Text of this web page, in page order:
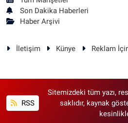
Son Dakika Haberleri
Haber Arşivi
İletişim Künye Reklam
RSS
Sitemizdeki tüm yazı,
saklıdır, kaynak